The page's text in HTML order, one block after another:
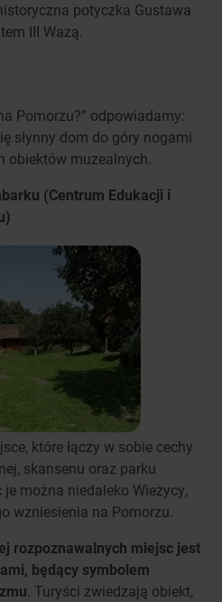
potyczka Gustawa
III Wazą.
Pomorzu?” odpowiadamy:
słynny dom do góry nogami
obiektów muzealnych.
(Centrum Edukacji i
które łączy w sobie cechy
skansenu oraz parku
można niedaleko Wieżycy,
wzniesienia na Pomorzu.
rozpoznawalnych miejsc jest
będący symbolem
. Turyści zwiedzają obiekt,